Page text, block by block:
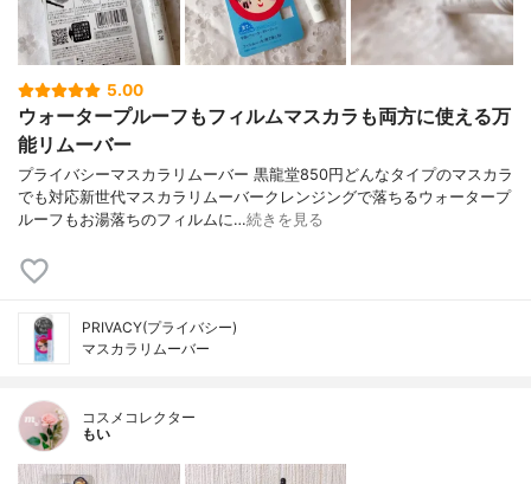
5.00
ウォータープルーフもフィルムマスカラも両方に使える万
能リムーバー
プライバシーマスカラリムーバー 黒龍堂850円どんなタイプのマスカラ
でも対応新世代マスカラリムーバークレンジングで落ちるウォータープ
ルーフもお湯落ちのフィルムに…続きを見る
PRIVACY(プライバシー)
マスカラリムーバー
コスメコレクター
もい